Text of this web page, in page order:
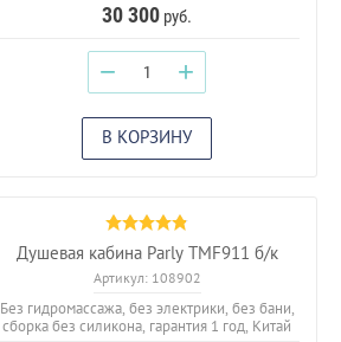
30 300 руб.
− +
В КОРЗИНУ
Душевая кабина Parly TMF911 б/к
Артикул:108902
Без гидромассажа, без электрики, без бани,
сборка без силикона, гарантия 1 год, Китай